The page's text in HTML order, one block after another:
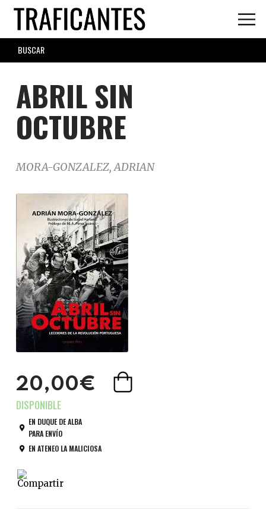
Skip
main
content
SEARCH
FORM
ABRIL SIN
OCTUBRE
MORA-GONZALEZ, ADRIAN
20,00€
EN DUQUE DE ALBA
PARA ENVÍO
EN ATENEO LA MALICIOSA